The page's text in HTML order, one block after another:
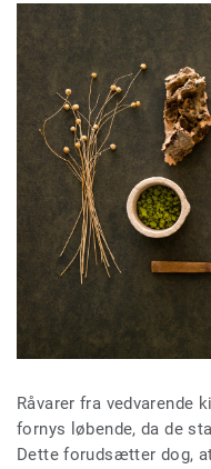
Råvarer fra vedvarende
fornys løbende, da de
Dette forudsætter dog,